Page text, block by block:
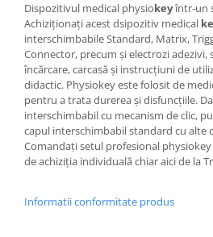
Dispozitivul medical physiokeyîntr-un
Achiziționați acest dsipozitiv medical
interschimbabile Standard, Matrix,
Connector, precum și electrozi adezivi,
încărcare, carcasă și instrucțiuni de
didactic. Physiokey este folosit de
pentru a trata durerea și disfuncțiile.
interschimbabil cu mecanism de clic,
capul interschimbabil standard cu alte
Comandați setul profesional
de achiziția individuală chiar aici de la
Informatii conformitate produs